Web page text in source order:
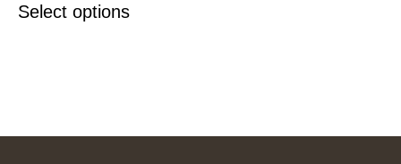
Select options